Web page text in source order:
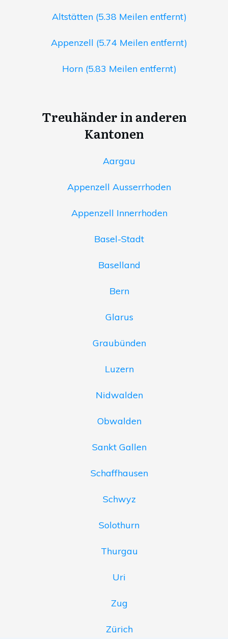
Altstätten (5.38 Meilen entfernt)
Appenzell (5.74 Meilen entfernt)
Horn (5.83 Meilen entfernt)
Treuhänder in anderen
Kantonen
Aargau
Appenzell Ausserrhoden
Appenzell Innerrhoden
Basel-Stadt
Baselland
Bern
Glarus
Graubünden
Luzern
Nidwalden
Obwalden
Sankt Gallen
Schaffhausen
Schwyz
Solothurn
Thurgau
Uri
Zug
Zürich